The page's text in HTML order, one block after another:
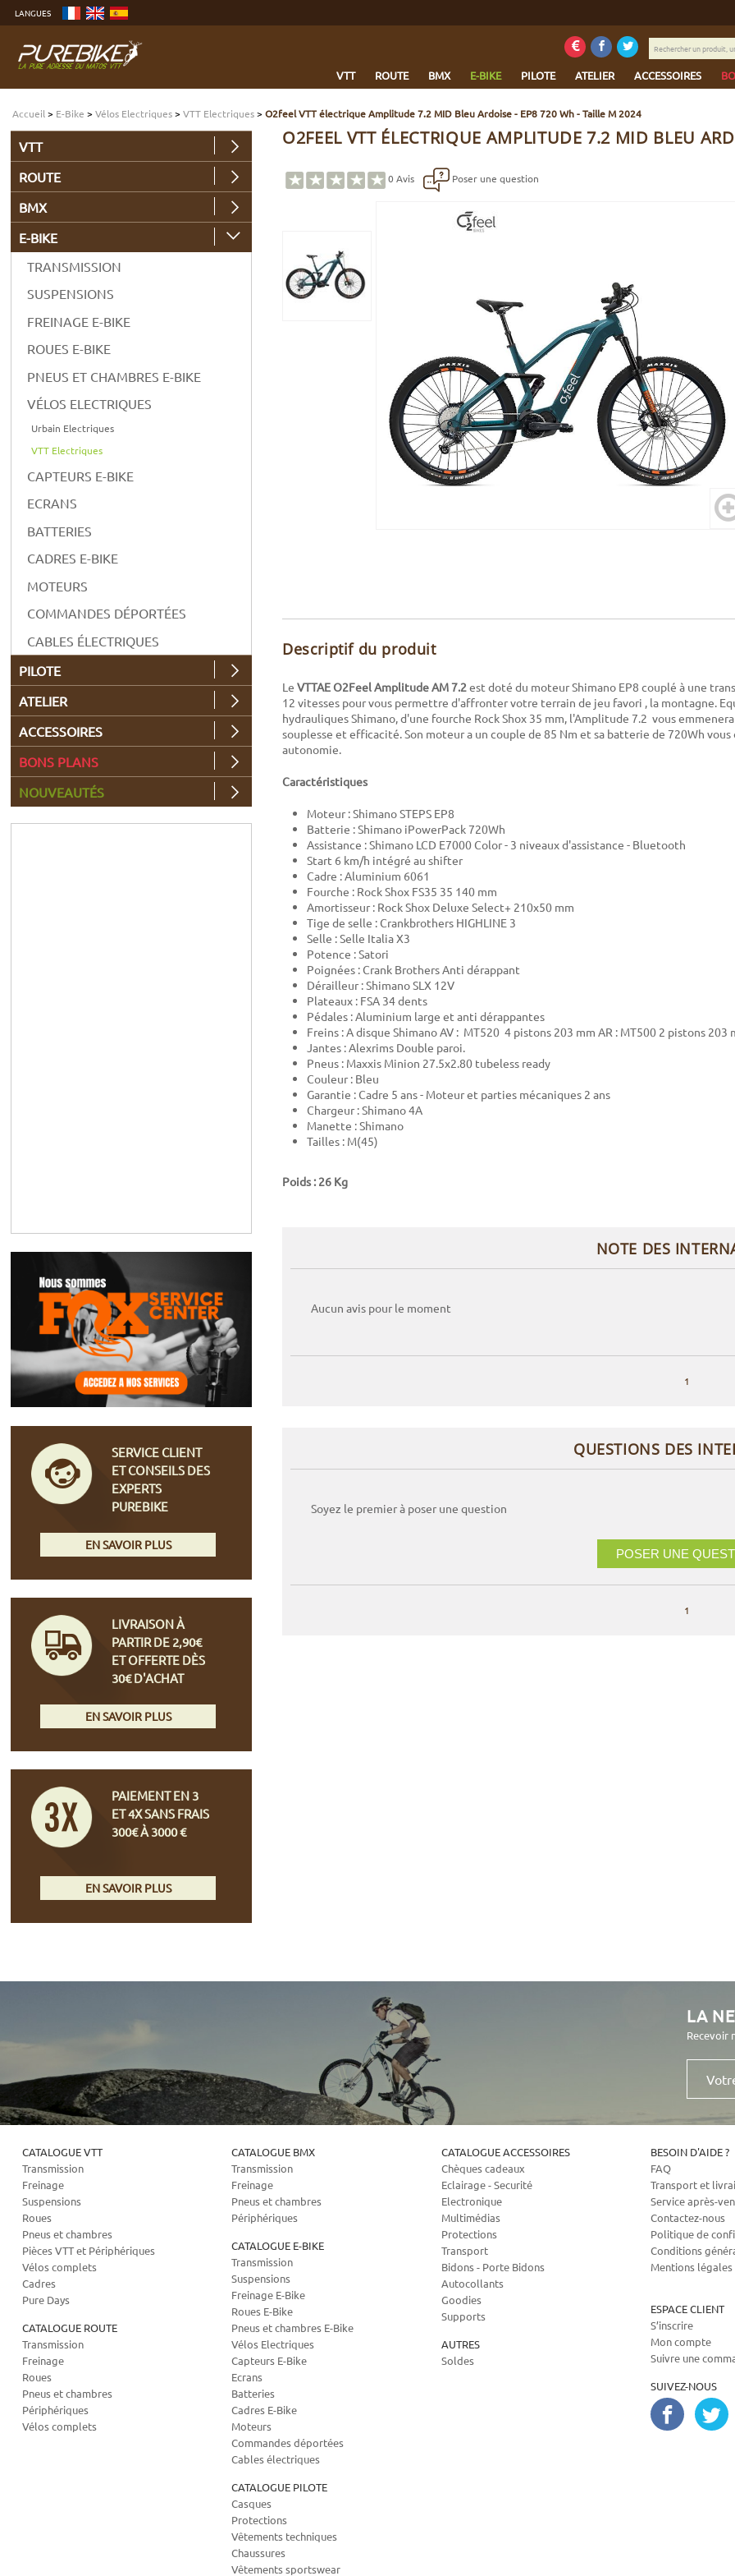
contenu
menu
Aller
LANGUES
VTT ROUTE BMX E-BIKE PILOTE ATELIER ACCESSOIRES
Rechercher
un
une
marque...
Accueil > E-Bike >Vélos Electriques>VTT Electriques>O2feel VTT électrique Amplitude 7.2 MID Bleu Ardoise - EP8 720 Wh - Taille M 2024
O2FEEL VTT ÉLECTRIQUE AMPLITUDE 7.2 MID BLEU
0 Avis Poser une question
Descriptif du produit
Le VTTAE O2Feel Amplitude AM 7.2est doté du moteur Shimano EP8 couplé à une
12 vitesses pour vous permettre d'affronter votre terrain de jeu favori , la montagne.
hydrauliques Shimano, d'une fourche Rock Shox 35 mm, l'Amplitude 7.2 vous
souplesse et efficacité. Son moteur a un couple de 85 Nm et sa batterie de 720Wh
autonomie.
Caractéristiques
Moteur : Shimano STEPS EP8
Batterie : Shimano iPowerPack 720Wh
Assistance : Shimano LCD E7000 Color - 3 niveaux d'assistance - Bluetooth
Start 6 km/h intégré au shifter
Cadre : Aluminium 6061
Fourche : Rock Shox FS35 35 140 mm
Amortisseur : Rock Shox Deluxe Select+ 210x50 mm
Tige de selle : Crankbrothers HIGHLINE 3
Selle : Selle Italia X3
Potence : Satori
Poignées : Crank Brothers Anti dérappant
Dérailleur : Shimano SLX 12V
Plateaux : FSA 34 dents
Pédales : Aluminium large et anti dérappantes
Freins : A disque Shimano AV : MT520 4 pistons 203 mm AR : MT500 2 pistons 203
Jantes : Alexrims Double paroi.
Pneus : Maxxis Minion 27.5x2.80 tubeless ready
Couleur : Bleu
Garantie : Cadre 5 ans - Moteur et parties mécaniques 2 ans
Chargeur : Shimano 4A
Manette : Shimano
Tailles : M(45)
Poids : 26 Kg
NOTE DES
Aucun avis pour le moment
1
QUESTIONS DES
Soyez le premier à poser une question
POSER UNE
1
VTT
ROUTE
BMX
E-BIKE
TRANSMISSION
SUSPENSIONS
FREINAGE E-BIKE
ROUES E-BIKE
PNEUS ET CHAMBRES E-BIKE
VÉLOS ELECTRIQUES
Urbain Electriques
VTT Electriques
CAPTEURS E-BIKE
ECRANS
BATTERIES
CADRES E-BIKE
MOTEURS
COMMANDES DÉPORTÉES
CABLES ÉLECTRIQUES
PILOTE
ATELIER
ACCESSOIRES
BONS PLANS
NOUVEAUTÉS
SERVICE CLIENT
ET CONSEILS DES
EXPERTS
PUREBIKE
EN SAVOIR PLUS
LIVRAISON À
PARTIR DE 2,90€
ET OFFERTE DÈS
30€ D'ACHAT
EN SAVOIR PLUS
PAIEMENT EN 3
ET 4X SANS FRAIS
300€ À 3000 €
EN SAVOIR PLUS
LA
Recevoir
Votre
mail
CATALOGUE VTT
Transmission
Freinage
Suspensions
Roues
Pneus et chambres
Pièces VTT et Périphériques
Vélos complets
Cadres
Pure Days
CATALOGUE ROUTE
Transmission
Freinage
Roues
Pneus et chambres
Périphériques
Vélos complets
CATALOGUE BMX
Transmission
Freinage
Pneus et chambres
Périphériques
CATALOGUE E-BIKE
Transmission
Suspensions
Freinage E-Bike
Roues E-Bike
Pneus et chambres E-Bike
Vélos Electriques
Capteurs E-Bike
Ecrans
Batteries
Cadres E-Bike
Moteurs
Commandes déportées
Cables électriques
CATALOGUE PILOTE
Casques
Protections
Vêtements techniques
Chaussures
Vêtements sportswear
CATALOGUE ACCESSOIRES
Chèques cadeaux
Eclairage - Securité
Electronique
Multimédias
Protections
Transport
Bidons - Porte Bidons
Autocollants
Goodies
Supports
AUTRES
Soldes
BESOIN D'AIDE ?
FAQ
Transport et
Service après-
Contactez-nous
Politique de
Conditions
Mentions légales
ESPACE CLIENT
S’inscrire
Mon compte
Suivre une
SUIVEZ-NOUS